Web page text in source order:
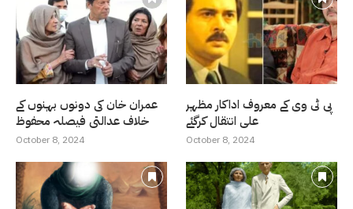
عمران خان کی دونوں بہنوں کے
خلاف عدالتی فیصلہ محفوظ
October 8, 2024
پی ٹی وی کے معروف اداکار مظہر
علی انتقال کرگئے
October 8, 2024